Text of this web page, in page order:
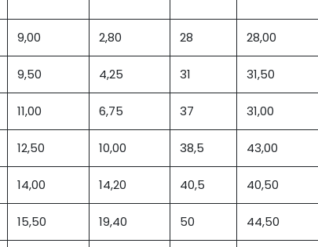
9,00 2,80 28 28,00
9,50 4,25 31 31,50
11,00 6,75 37 31,00
12,50 10,00 38,5 43,00
14,00 14,20 40,5 40,50
15,50 19,40 50 44,50